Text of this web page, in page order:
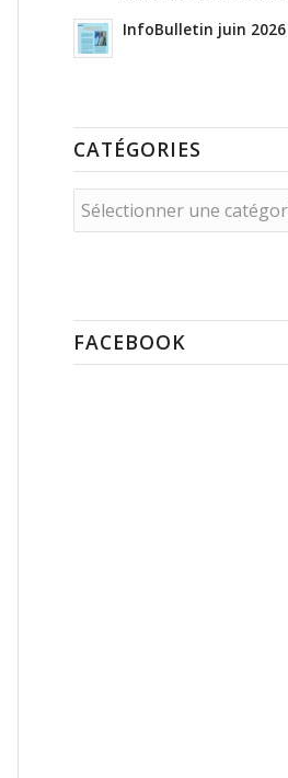
InfoBulletin juin 2026
CATÉGORIES
Catégories
FACEBOOK